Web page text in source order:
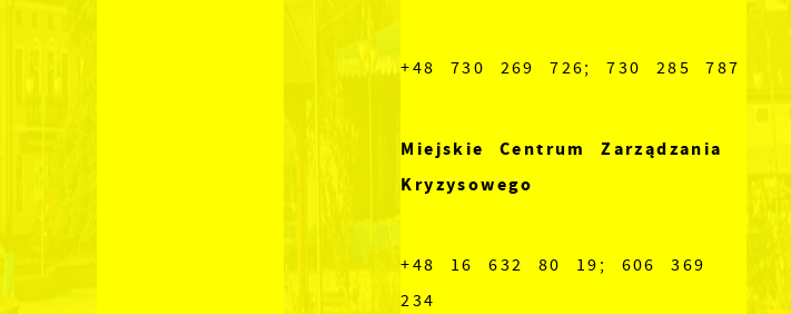
+48 730 269 726; 730 285 787
Miejskie Centrum Zarządzania
Kryzysowego
+48 16 632 80 19; 606 369
234